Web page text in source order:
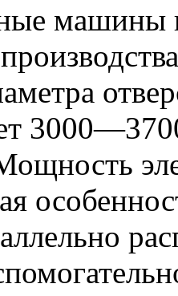
машины